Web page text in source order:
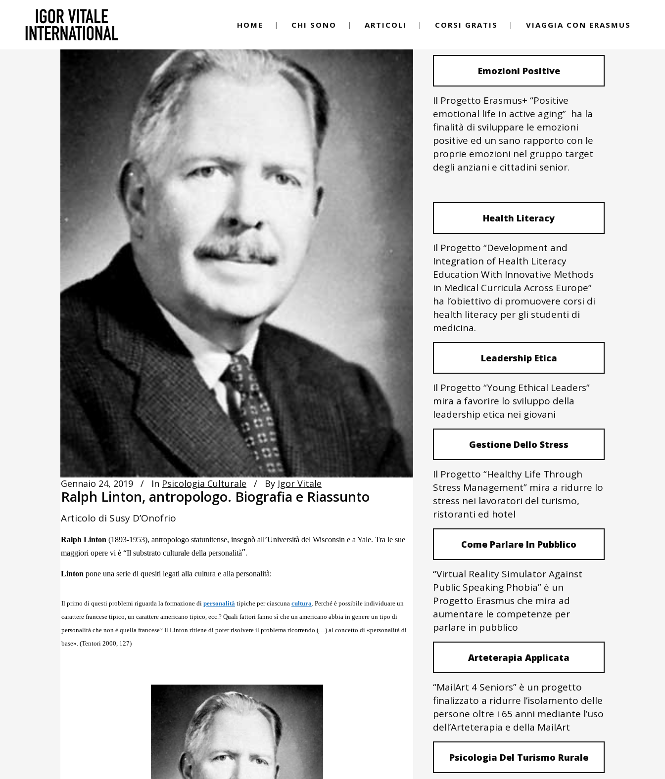
HOME CHI SONO ARTICOLI CORSI GRATIS VIAGGIA CON ERASMUS
Gennaio 24, 2019 In Psicologia Culturale By Igor Vitale
Ralph Linton, antropologo. Biografia e Riassunto
Articolo di Susy D’Onofrio
Ralph Linton (1893-1953), antropologo statunitense, insegnò all’Università del Wisconsin e a Yale. Tra le sue
maggiori opere vi è “Il substrato culturale della personalità”.
Linton pone una serie di quesiti legati alla cultura e alla personalità:
Il primo di questi problemi riguarda la formazione di personalità tipiche per ciascuna cultura. Perché è possibile individuare un
carattere francese tipico, un carattere americano tipico, ecc.? Quali fattori fanno sì che un americano abbia in genere un tipo di
personalità che non è quella francese? Il Linton ritiene di poter risolvere il problema ricorrendo (…) al concetto di «personalità di
base». (Tentori 2000, 127)
Emozioni Positive
Il Progetto Erasmus+ “Positive
emotional life in active aging” ha la
finalità di sviluppare le emozioni
positive ed un sano rapporto con le
proprie emozioni nel gruppo target
degli anziani e cittadini senior.
Health Literacy
Il Progetto “Development and
Integration of Health Literacy
Education With Innovative Methods
in Medical Curricula Across Europe”
ha l’obiettivo di promuovere corsi di
health literacy per gli studenti di
medicina.
Leadership Etica
Il Progetto “Young Ethical Leaders”
mira a favorire lo sviluppo della
leadership etica nei giovani
Gestione Dello Stress
Il Progetto “Healthy Life Through
Stress Management” mira a ridurre lo
stress nei lavoratori del turismo,
ristoranti ed hotel
Come Parlare In Pubblico
“Virtual Reality Simulator Against
Public Speaking Phobia” è un
Progetto Erasmus che mira ad
aumentare le competenze per
parlare in pubblico
Arteterapia Applicata
“MailArt 4 Seniors” è un progetto
finalizzato a ridurre l’isolamento delle
persone oltre i 65 anni mediante l’uso
dell’Arteterapia e della MailArt
Psicologia Del Turismo Rurale